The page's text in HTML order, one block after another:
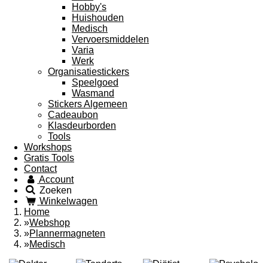
Hobby's
Huishouden
Medisch
Vervoersmiddelen
Varia
Werk
Organisatiestickers
Speelgoed
Wasmand
Stickers Algemeen
Cadeaubon
Klasdeurborden
Tools
Workshops
Gratis Tools
Contact
Account
Zoeken
Winkelwagen
Home
»Webshop
»Plannermagneten
»Medisch